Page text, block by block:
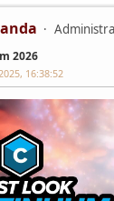
2026
16:38:52